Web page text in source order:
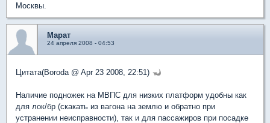
Москвы.
Марат
24 апреля 2008 - 04:53
Цитата(Boroda @ Apr 23 2008, 22:51)
Наличие подножек на МВПС для низких платформ удобны как
для лок/бр (скакать из вагона на землю и обратно при
устранении неисправности), так и для пассажиров при посадке